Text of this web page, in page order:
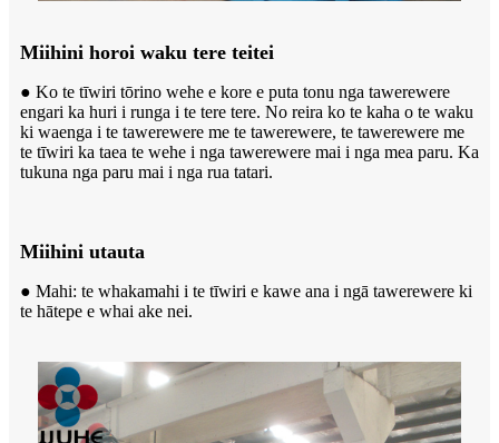
Miihini horoi waku tere teitei
● Ko te tīwiri tōrino wehe e kore e puta tonu nga tawerewere
engari ka huri i runga i te tere tere. No reira ko te kaha o te waku
ki waenga i te tawerewere me te tawerewere, te tawerewere me
te tīwiri ka taea te wehe i nga tawerewere mai i nga mea paru. Ka
tukuna nga paru mai i nga rua tatari.
Miihini utauta
● Mahi: te whakamahi i te tīwiri e kawe ana i ngā tawerewere ki
te hātepe e whai ake nei.